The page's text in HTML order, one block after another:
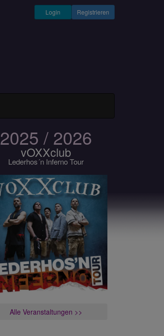
Registrieren
Login
2025 / 2026
vOXXclub
Lederhos´n Inferno Tour
Alle Veranstaltungen >>